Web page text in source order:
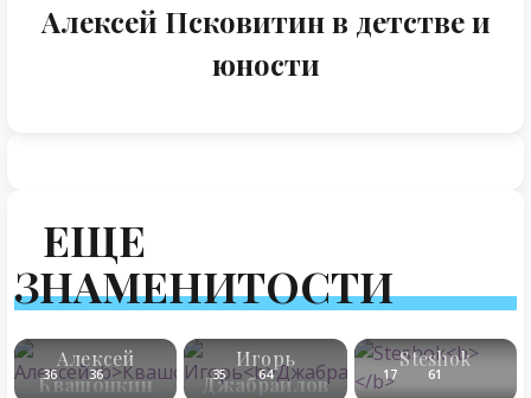
Алексей Псковитин в детстве и
юности
ЕЩЕ
ЗНАМЕНИТОСТИ
Алексей
Квашонкин
36 36
Игорь
Джабраилов
35 64
Steshok
17 61